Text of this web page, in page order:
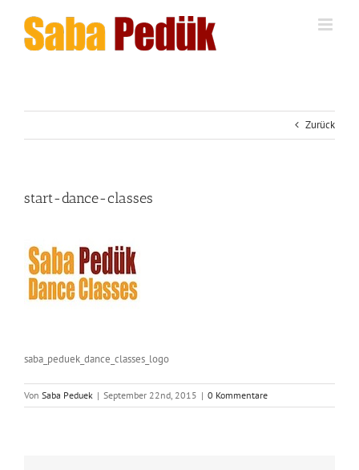
Inhalt
springen
Zurück
start-dance-classes
saba_peduek_dance_classes_logo
Von Saba Peduek | September 22nd, 2015 | 0 Kommentare